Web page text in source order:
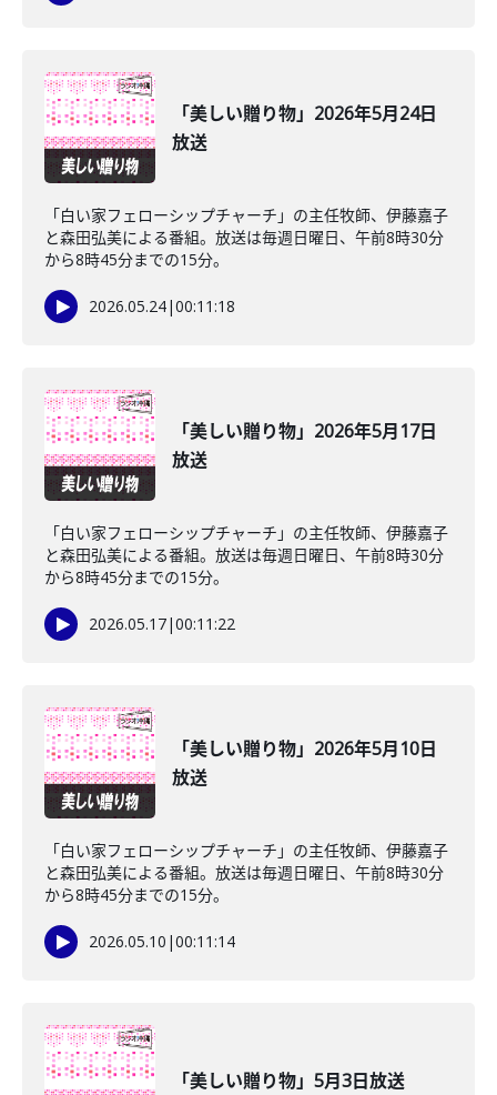
「美しい贈り物」2026年5月24日
放送
「白い家フェローシップチャーチ」の主任牧師、伊藤嘉子
と森田弘美による番組。放送は毎週日曜日、午前8時30分
から8時45分までの15分。
2026.05.24|00:11:18
「美しい贈り物」2026年5月17日
放送
「白い家フェローシップチャーチ」の主任牧師、伊藤嘉子
と森田弘美による番組。放送は毎週日曜日、午前8時30分
から8時45分までの15分。
2026.05.17|00:11:22
「美しい贈り物」2026年5月10日
放送
「白い家フェローシップチャーチ」の主任牧師、伊藤嘉子
と森田弘美による番組。放送は毎週日曜日、午前8時30分
から8時45分までの15分。
2026.05.10 |00:11:14
「美しい贈り物」5月3日放送